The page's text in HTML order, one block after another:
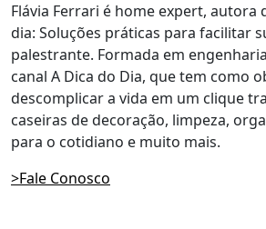
Flávia Ferrari é home expert, autora
dia: Soluções práticas para facilitar
palestrante. Formada em
canal A Dica do Dia, que tem como
descomplicar a vida em um clique
caseiras de decoração, limpeza,
para o cotidiano e muito mais.
>Fale Conosco